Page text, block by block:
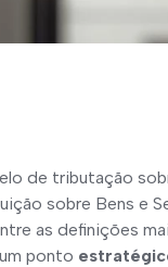
de tributação
sobre Bens e
as definições
ponto